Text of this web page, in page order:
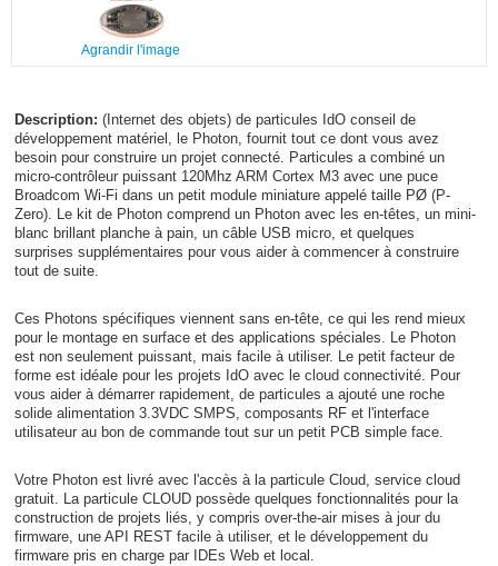
Agrandir l'image
Description: (Internet des objets) de particules IdO conseil de
développement matériel, le Photon, fournit tout ce dont vous avez
besoin pour construire un projet connecté. Particules a combiné un
micro-contrôleur puissant 120Mhz ARM Cortex M3 avec une puce
Broadcom Wi-Fi dans un petit module miniature appelé taille PØ (P-
Zero). Le kit de Photon comprend un Photon avec les en-têtes, un mini-
blanc brillant planche à pain, un câble USB micro, et quelques
surprises supplémentaires pour vous aider à commencer à construire
tout de suite.
Ces Photons spécifiques viennent sans en-tête, ce qui les rend mieux
pour le montage en surface et des applications spéciales. Le Photon
est non seulement puissant, mais facile à utiliser. Le petit facteur de
forme est idéale pour les projets IdO avec le cloud connectivité. Pour
vous aider à démarrer rapidement, de particules a ajouté une roche
solide alimentation 3.3VDC SMPS, composants RF et l'interface
utilisateur au bon de commande tout sur un petit PCB simple face.
Votre Photon est livré avec l'accès à la particule Cloud, service cloud
gratuit. La particule CLOUD possède quelques fonctionnalités pour la
construction de projets liés, y compris over-the-air mises à jour du
firmware, une API REST facile à utiliser, et le développement du
firmware pris en charge par IDEs Web et local.